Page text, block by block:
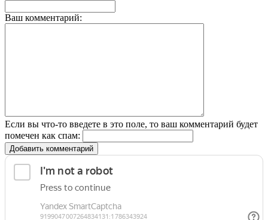
Ваш комментарий:
Если вы что-то введете в это поле, то ваш комментарий будет
помечен как спам:
Добавить комментарий